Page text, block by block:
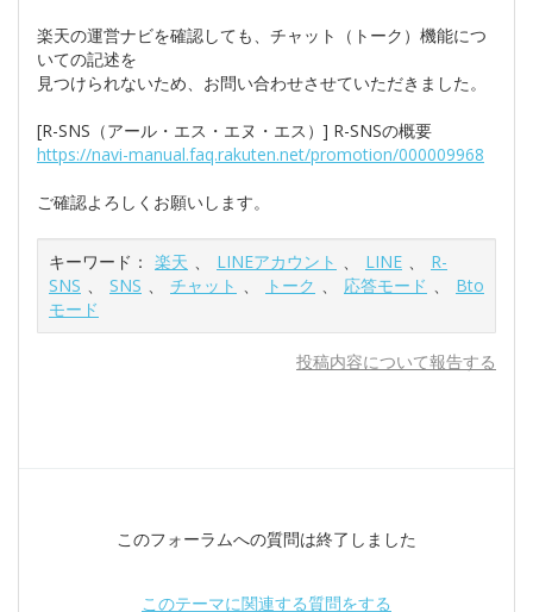
楽天の運営ナビを確認しても、チャット（トーク）機能につ
いての記述を
見つけられないため、お問い合わせさせていただきました。
[R-SNS（アール・エス・エヌ・エス）] R-SNSの概要
https://navi-manual.faq.rakuten.net/promotion/000009968
ご確認よろしくお願いします。
キーワード： 楽天 、 LINEアカウント 、 LINE 、
R-
SNS 、 SNS 、 チャット 、 トーク 、 応答モード 、
Bto
モード
投稿内容について報告する
このフォーラムへの質問は終了しました
このテーマに関連する質問をする